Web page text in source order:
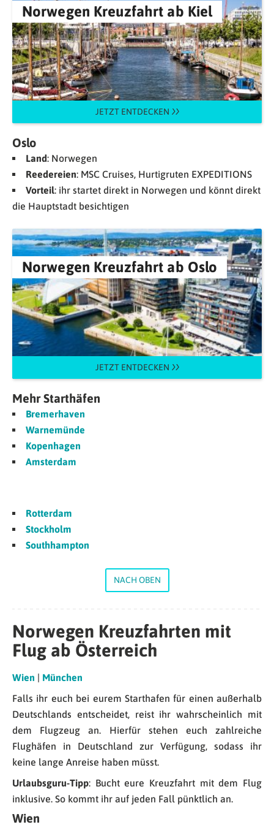
Norwegen Kreuzfahrt ab Kiel
JETZT ENTDECKEN
Oslo
Land: Norwegen
Reedereien: MSC Cruises, Hurtigruten EXPEDITIONS
Vorteil: ihr startet direkt in Norwegen und könnt direkt
die Hauptstadt besichtigen
Norwegen Kreuzfahrt ab Oslo
JETZT ENTDECKEN
Mehr Starthäfen
Bremerhaven
Warnemünde
Kopenhagen
Amsterdam
Rotterdam
Stockholm
Southhampton
NACH OBEN
Norwegen Kreuzfahrten mit
Flug ab Österreich
Wien
München
Falls ihr euch bei eurem Starthafen für einen außerhalb
Deutschlands entscheidet, reist ihr wahrscheinlich mit
dem Flugzeug an. Hierfür stehen euch zahlreiche
Flughäfen in Deutschland zur Verfügung, sodass ihr
keine lange Anreise haben müsst.
Urlaubsguru-Tipp: Bucht eure Kreuzfahrt mit dem Flug
inklusive. So kommt ihr auf jeden Fall pünktlich an.
Wien